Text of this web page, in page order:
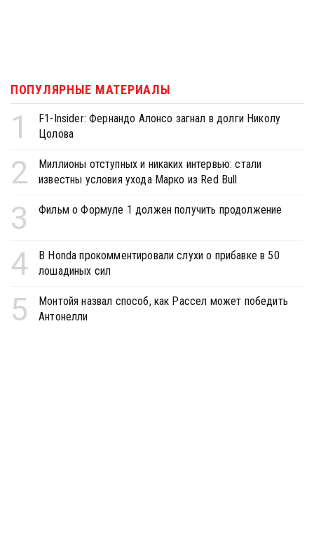
ПОПУЛЯРНЫЕ МАТЕРИАЛЫ
1
F1-Insider: Фернандо Алонсо загнал в долги Николу
Цолова
2
Миллионы отступных и никаких интервью: стали
известны условия ухода Марко из Red Bull
3 Фильм о Формуле 1 должен получить продолжение
4
В Honda прокомментировали слухи о прибавке в 50
лошадиных сил
5
Монтойя назвал способ, как Рассел может победить
Антонелли